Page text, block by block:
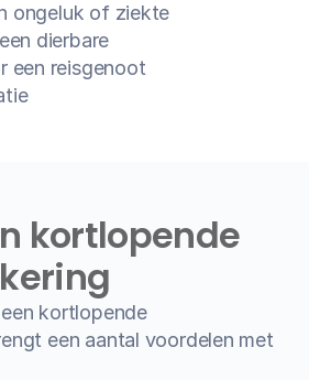
ongeluk of ziekte
dierbare
een reisgenoot
kortlopende
kortlopende
een aantal voordelen met